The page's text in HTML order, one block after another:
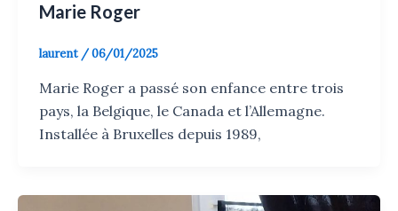
Marie Roger
laurent /06/01/2025
Marie Roger a passé son enfance entre trois
pays, la Belgique, le Canada et l’Allemagne.
Installée à Bruxelles depuis 1989,